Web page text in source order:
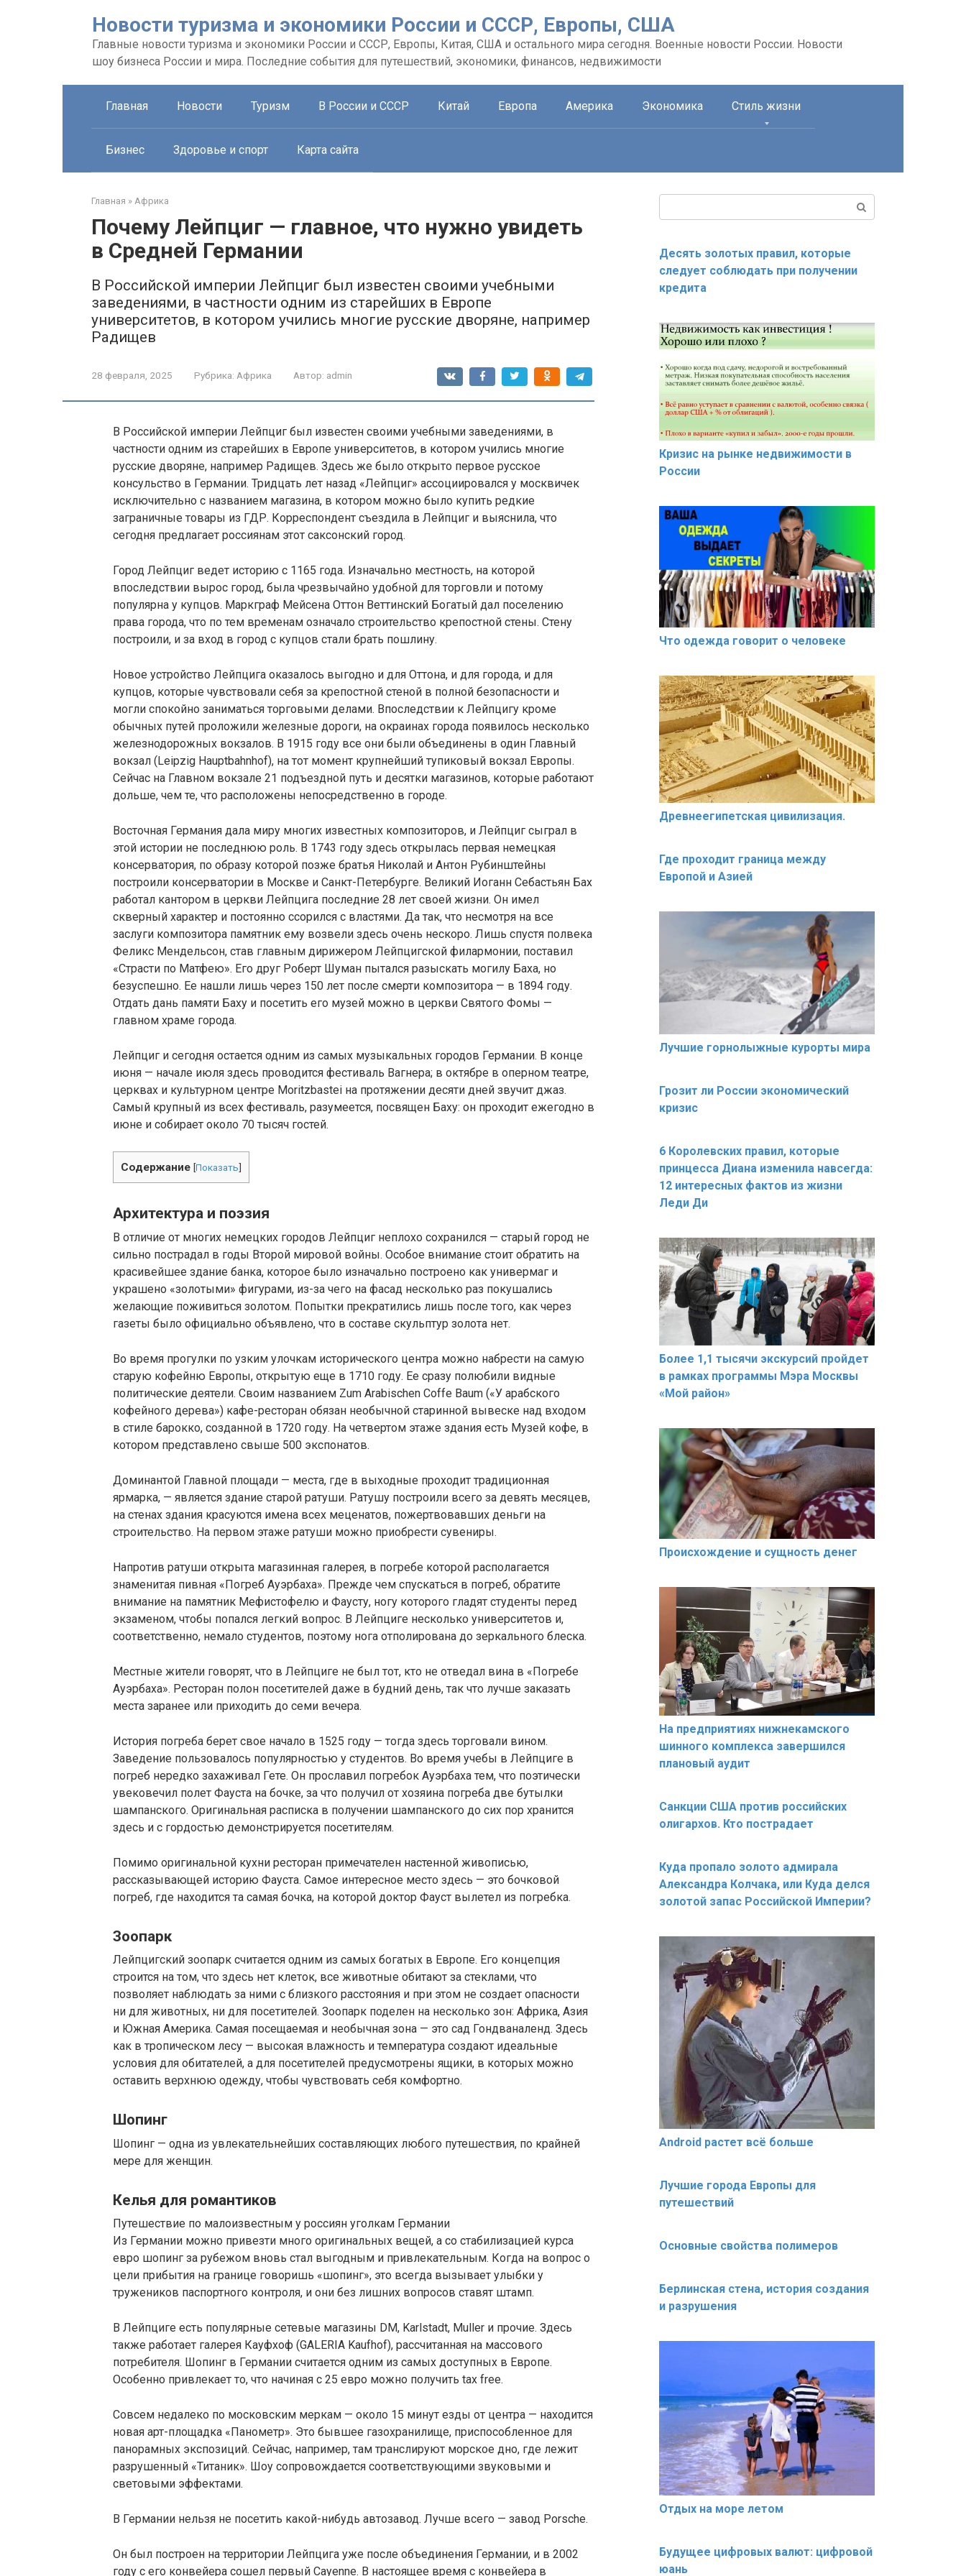
Новости туризма и экономики России и СССР, Европы, США
Главные новости туризма и экономики России и СССР, Европы, Китая, США и остального мира сегодня. Военные новости России. Новости
шоу бизнеса России и мира. Последние события для путешествий, экономики, финансов, недвижимости
Главная Новости Туризм В России и СССР Китай Европа Америка Экономика Стиль жизни
Бизнес Здоровье и спорт Карта сайта
Главная » Африка
Почему Лейпциг — главное, что нужно увидеть
в Средней Германии
В Российской империи Лейпциг был известен своими учебными
заведениями, в частности одним из старейших в Европе
университетов, в котором учились многие русские дворяне, например
Радищев
28 февраля, 2025 Рубрика: Африка Автор: admin
В Российской империи Лейпциг был известен своими учебными заведениями, в
частности одним из старейших в Европе университетов, в котором учились многие
русские дворяне, например Радищев. Здесь же было открыто первое русское
консульство в Германии. Тридцать лет назад «Лейпциг» ассоциировался у москвичек
исключительно с названием магазина, в котором можно было купить редкие
заграничные товары из ГДР. Корреспондент съездила в Лейпциг и выяснила, что
сегодня предлагает россиянам этот саксонский город.
Город Лейпциг ведет историю с 1165 года. Изначально местность, на которой
впоследствии вырос город, была чрезвычайно удобной для торговли и потому
популярна у купцов. Маркграф Мейсена Оттон Веттинский Богатый дал поселению
права города, что по тем временам означало строительство крепостной стены. Стену
построили, и за вход в город с купцов стали брать пошлину.
Новое устройство Лейпцига оказалось выгодно и для Оттона, и для города, и для
купцов, которые чувствовали себя за крепостной стеной в полной безопасности и
могли спокойно заниматься торговыми делами. Впоследствии к Лейпцигу кроме
обычных путей проложили железные дороги, на окраинах города появилось несколько
железнодорожных вокзалов. В 1915 году все они были объединены в один Главный
вокзал (Leipzig Hauptbahnhof), на тот момент крупнейший тупиковый вокзал Европы.
Сейчас на Главном вокзале 21 подъездной путь и десятки магазинов, которые работают
дольше, чем те, что расположены непосредственно в городе.
Восточная Германия дала миру многих известных композиторов, и Лейпциг сыграл в
этой истории не последнюю роль. В 1743 году здесь открылась первая немецкая
консерватория, по образу которой позже братья Николай и Антон Рубинштейны
построили консерватории в Москве и Санкт-Петербурге. Великий Иоганн Себастьян Бах
работал кантором в церкви Лейпцига последние 28 лет своей жизни. Он имел
скверный характер и постоянно ссорился с властями. Да так, что несмотря на все
заслуги композитора памятник ему возвели здесь очень нескоро. Лишь спустя полвека
Феликс Мендельсон, став главным дирижером Лейпцигской филармонии, поставил
«Страсти по Матфею». Его друг Роберт Шуман пытался разыскать могилу Баха, но
безуспешно. Ее нашли лишь через 150 лет после смерти композитора — в 1894 году.
Отдать дань памяти Баху и посетить его музей можно в церкви Святого Фомы —
главном храме города.
Лейпциг и сегодня остается одним из самых музыкальных городов Германии. В конце
июня — начале июля здесь проводится фестиваль Вагнера; в октябре в оперном театре,
церквах и культурном центре Moritzbastei на протяжении десяти дней звучит джаз.
Самый крупный из всех фестиваль, разумеется, посвящен Баху: он проходит ежегодно в
июне и собирает около 70 тысяч гостей.
Содержание [Показать]
Архитектура и поэзия
В отличие от многих немецких городов Лейпциг неплохо сохранился — старый город не
сильно пострадал в годы Второй мировой войны. Особое внимание стоит обратить на
красивейшее здание банка, которое было изначально построено как универмаг и
украшено «золотыми» фигурами, из-за чего на фасад несколько раз покушались
желающие поживиться золотом. Попытки прекратились лишь после того, как через
газеты было официально объявлено, что в составе скульптур золота нет.
Во время прогулки по узким улочкам исторического центра можно набрести на самую
старую кофейню Европы, открытую еще в 1710 году. Ее сразу полюбили видные
политические деятели. Своим названием Zum Arabischen Coffe Baum («У арабского
кофейного дерева») кафе-ресторан обязан необычной старинной вывеске над входом
в стиле барокко, созданной в 1720 году. На четвертом этаже здания есть Музей кофе, в
котором представлено свыше 500 экспонатов.
Доминантой Главной площади — места, где в выходные проходит традиционная
ярмарка, — является здание старой ратуши. Ратушу построили всего за девять месяцев,
на стенах здания красуются имена всех меценатов, пожертвовавших деньги на
строительство. На первом этаже ратуши можно приобрести сувениры.
Напротив ратуши открыта магазинная галерея, в погребе которой располагается
знаменитая пивная «Погреб Ауэрбаха». Прежде чем спускаться в погреб, обратите
внимание на памятник Мефистофелю и Фаусту, ногу которого гладят студенты перед
экзаменом, чтобы попался легкий вопрос. В Лейпциге несколько университетов и,
соответственно, немало студентов, поэтому нога отполирована до зеркального блеска.
Местные жители говорят, что в Лейпциге не был тот, кто не отведал вина в «Погребе
Ауэрбаха». Ресторан полон посетителей даже в будний день, так что лучше заказать
места заранее или приходить до семи вечера.
История погреба берет свое начало в 1525 году — тогда здесь торговали вином.
Заведение пользовалось популярностью у студентов. Во время учебы в Лейпциге в
погреб нередко захаживал Гете. Он прославил погребок Ауэрбаха тем, что поэтически
увековечил полет Фауста на бочке, за что получил от хозяина погреба две бутылки
шампанского. Оригинальная расписка в получении шампанского до сих пор хранится
здесь и с гордостью демонстрируется посетителям.
Помимо оригинальной кухни ресторан примечателен настенной живописью,
рассказывающей историю Фауста. Самое интересное место здесь — это бочковой
погреб, где находится та самая бочка, на которой доктор Фауст вылетел из погребка.
Зоопарк
Лейпцигский зоопарк считается одним из самых богатых в Европе. Его концепция
строится на том, что здесь нет клеток, все животные обитают за стеклами, что
позволяет наблюдать за ними с близкого расстояния и при этом не создает опасности
ни для животных, ни для посетителей. Зоопарк поделен на несколько зон: Африка, Азия
и Южная Америка. Самая посещаемая и необычная зона — это сад Гондваналенд. Здесь
как в тропическом лесу — высокая влажность и температура создают идеальные
условия для обитателей, а для посетителей предусмотрены ящики, в которых можно
оставить верхнюю одежду, чтобы чувствовать себя комфортно.
Шопинг
Шопинг — одна из увлекательнейших составляющих любого путешествия, по крайней
мере для женщин.
Келья для романтиков
Путешествие по малоизвестным у россиян уголкам Германии
Из Германии можно привезти много оригинальных вещей, а со стабилизацией курса
евро шопинг за рубежом вновь стал выгодным и привлекательным. Когда на вопрос о
цели прибытия на границе говоришь «шопинг», это всегда вызывает улыбки у
тружеников паспортного контроля, и они без лишних вопросов ставят штамп.
В Лейпциге есть популярные сетевые магазины DM, Karlstadt, Muller и прочие. Здесь
также работает галерея Кауфхоф (GALERIA Kaufhof), рассчитанная на массового
потребителя. Шопинг в Германии считается одним из самых доступных в Европе.
Особенно привлекает то, что начиная с 25 евро можно получить tax free.
Совсем недалеко по московским меркам — около 15 минут езды от центра — находится
новая арт-площадка «Панометр». Это бывшее газохранилище, приспособленное для
панорамных экспозиций. Сейчас, например, там транслируют морское дно, где лежит
разрушенный «Титаник». Шоу сопровождается соответствующими звуковыми и
световыми эффектами.
В Германии нельзя не посетить какой-нибудь автозавод. Лучше всего — завод Porsche.
Он был построен на территории Лейпцига уже после объединения Германии, и в 2002
году с его конвейера сошел первый Cayenne. В настоящее время с конвейера в
Десять золотых правил, которые
следует соблюдать при получении
кредита
Кризис на рынке недвижимости в
России
Что одежда говорит о человеке
Древнеегипетская цивилизация.
Где проходит граница между
Европой и Азией
Лучшие горнолыжные курорты мира
Грозит ли России экономический
кризис
6 Королевских правил, которые
принцесса Диана изменила навсегда:
12 интересных фактов из жизни
Леди Ди
Более 1,1 тысячи экскурсий пройдет
в рамках программы Мэра Москвы
«Мой район»
Происхождение и сущность денег
На предприятиях нижнекамского
шинного комплекса завершился
плановый аудит
Санкции США против российских
олигархов. Кто пострадает
Куда пропало золото адмирала
Александра Колчака, или Куда делся
золотой запас Российской Империи?
Android растет всё больше
Лучшие города Европы для
путешествий
Основные свойства полимеров
Берлинская стена, история создания
и разрушения
Отдых на море летом
Будущее цифровых валют: цифровой
юань